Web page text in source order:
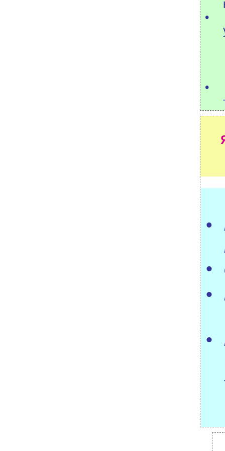
•
•
•
•
•
•